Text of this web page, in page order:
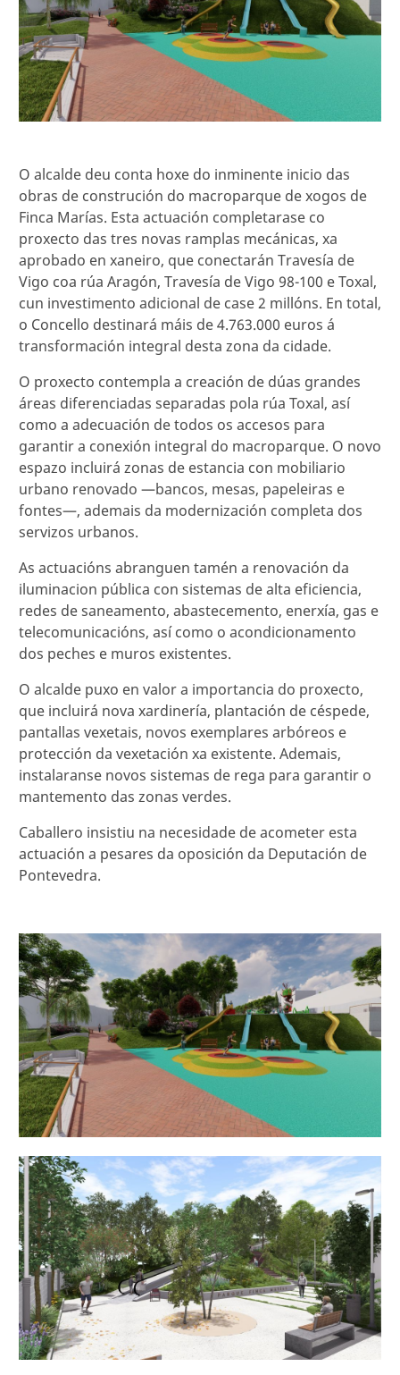
O alcalde deu conta hoxe do inminente inicio das
obras de construción do macroparque de xogos de
Finca Marías. Esta actuación completarase co
proxecto das tres novas ramplas mecánicas, xa
aprobado en xaneiro, que conectarán Travesía de
Vigo coa rúa Aragón, Travesía de Vigo 98-100 e Toxal,
cun investimento adicional de case 2 millóns. En total,
o Concello destinará máis de 4.763.000 euros á
transformación integral desta zona da cidade.
O proxecto contempla a creación de dúas grandes
áreas diferenciadas separadas pola rúa Toxal, así
como a adecuación de todos os accesos para
garantir a conexión integral do macroparque. O novo
espazo incluirá zonas de estancia con mobiliario
urbano renovado —bancos, mesas, papeleiras e
fontes—, ademais da modernización completa dos
servizos urbanos.
As actuacións abranguen tamén a renovación da
iluminacion pública con sistemas de alta eficiencia,
redes de saneamento, abastecemento, enerxía, gas e
telecomunicacións, así como o acondicionamento
dos peches e muros existentes.
O alcalde puxo en valor a importancia do proxecto,
que incluirá nova xardinería, plantación de céspede,
pantallas vexetais, novos exemplares arbóreos e
protección da vexetación xa existente. Ademais,
instalaranse novos sistemas de rega para garantir o
mantemento das zonas verdes.
Caballero insistiu na necesidade de acometer esta
actuación a pesares da oposición da Deputación de
Pontevedra.